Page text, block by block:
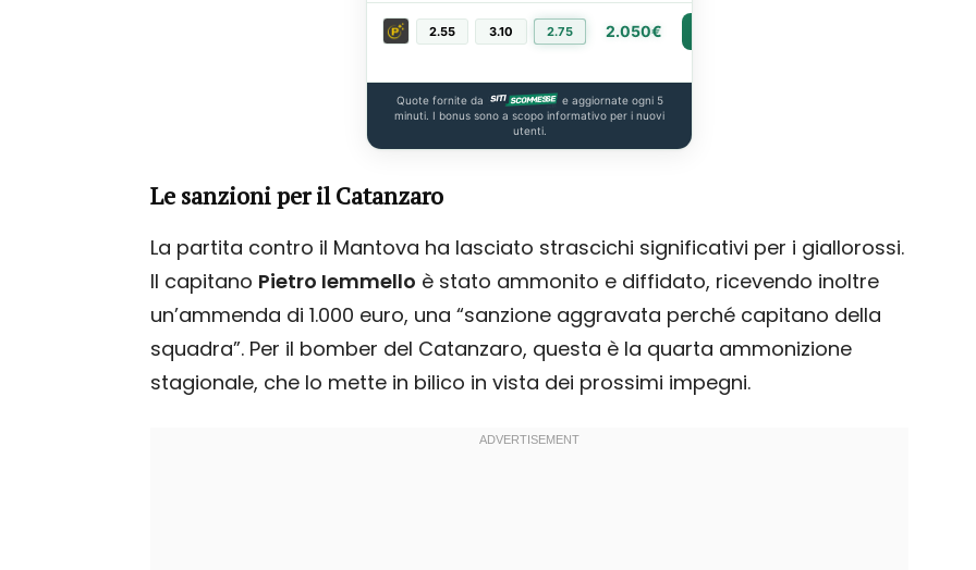
2.55 3.10 2.75 2.050€
Quote fornite da
e aggiornate ogni 5
minuti. I bonus sono a scopo informativo per i nuovi
utenti.
Le sanzioni per il Catanzaro
La partita contro il Mantova ha lasciato strascichi significativi per i giallorossi.
Il capitano Pietro Iemmello è stato ammonito e diffidato, ricevendo inoltre
un’ammenda di 1.000 euro, una “sanzione aggravata perché capitano della
squadra”. Per il bomber del Catanzaro, questa è la quarta ammonizione
stagionale, che lo mette in bilico in vista dei prossimi impegni.